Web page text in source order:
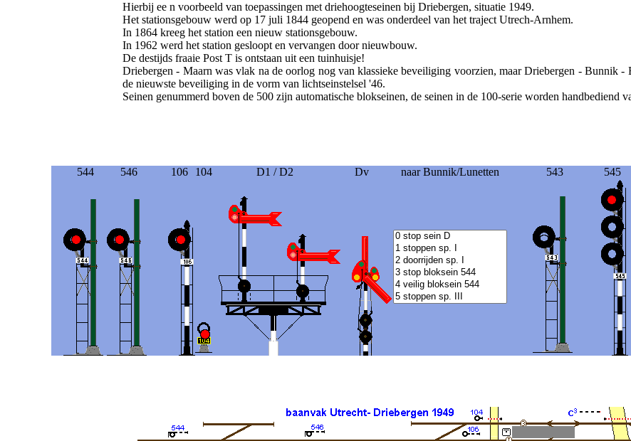
Hierbij ee n voorbeeld van toepassingen met driehoogteseinen bij Driebergen, situatie 1949.
Het stationsgebouw werd op 17 juli 1844 geopend en was onderdeel van het traject Utrech-Arnhem.
In 1864 kreeg het station een nieuw stationsgebouw.
In 1962 werd het station gesloopt en vervangen door nieuwbouw.
De destijds fraaie Post T is ontstaan uit een tuinhuisje!
Driebergen - Maarn was vlak na de oorlog nog van klassieke beveiliging voorzien, maar Driebergen - Bunnik -
de nieuwste beveiliging in de vorm van lichtseinstelsel '46.
Seinen genummerd boven de 500 zijn automatische blokseinen, de seinen in de 100-serie worden handbediend
544 546 106 104 D1 / D2 Dv naar Bunnik/Lunetten 543 545